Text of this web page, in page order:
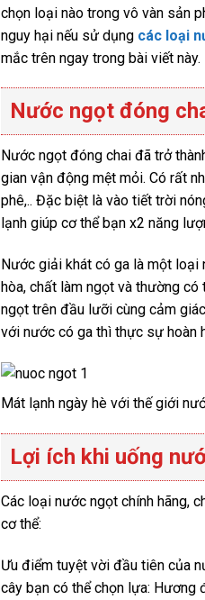
chọn loại nào trong vô vàn sản
nguy hại nếu sử dụng các loại
mắc trên ngay trong bài viết này.
Nước ngọt đóng
Nước ngọt đóng chai đã trở
gian vận động mệt mỏi. Có rất
phê,.. Đặc biệt là vào tiết trời
lạnh giúp cơ thể bạn x2
Nước giải khát có ga là một
hòa, chất làm ngọt và thường
ngọt trên đầu lưỡi cùng cảm
với nước có ga thì thực sự hoàn
Mát lạnh ngày hè với thế giới
Lợi ích khi uống
Các loại nước ngọt chính hãng,
cơ thể:
Ưu điểm tuyệt vời đầu tiên của
cây bạn có thể chọn lựa: Hương